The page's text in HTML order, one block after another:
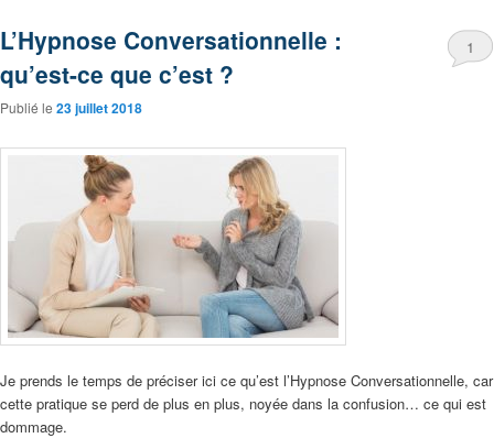
L’Hypnose Conversationnelle :
qu’est-ce que c’est ?
Publié le 23 juillet 2018
1
Je prends le temps de préciser ici ce qu’est l’Hypnose Conversationnelle, car
cette pratique se perd de plus en plus, noyée dans la confusion… ce qui est
dommage.